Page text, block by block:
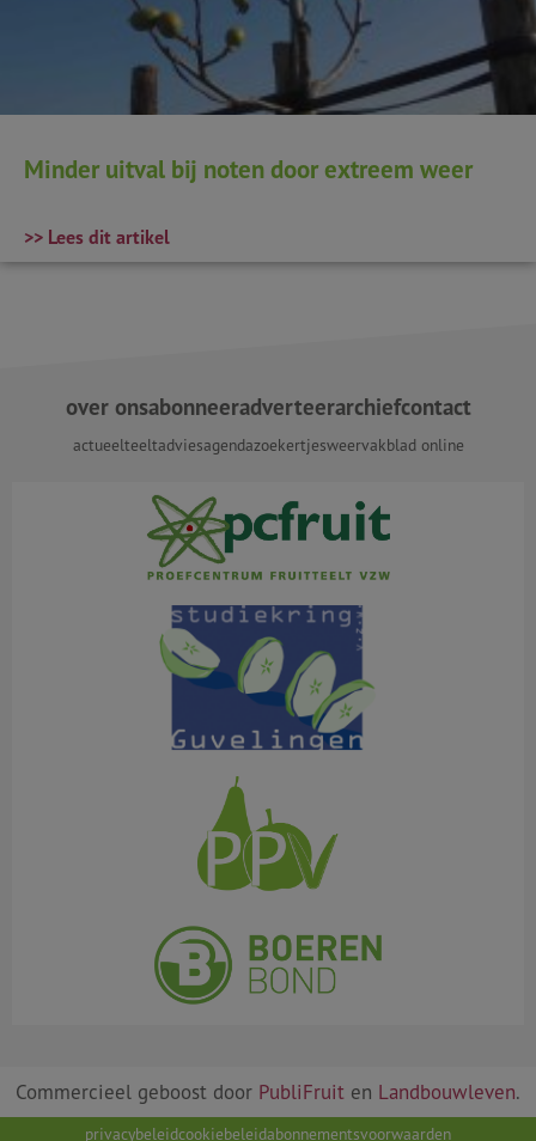
Minder uitval bij noten door extreem weer
>> Lees dit artikel
over onsabonneeradverteerarchiefcontact
actueelteeltadviesagendazoekertjesweervakblad online
Commercieel geboost door PubliFruit en Landbouwleven.
privacybeleidcookiebeleidabonnementsvoorwaarden